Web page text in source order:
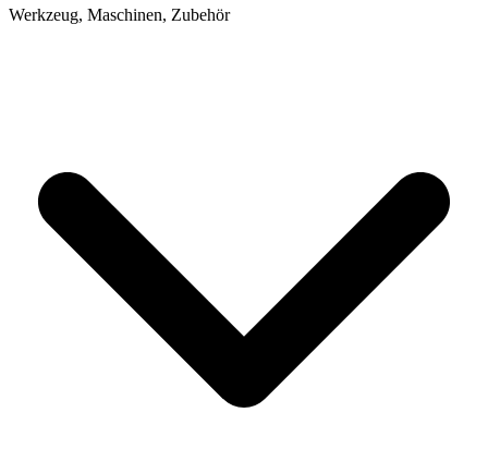
Werkzeug, Maschinen, Zubehör